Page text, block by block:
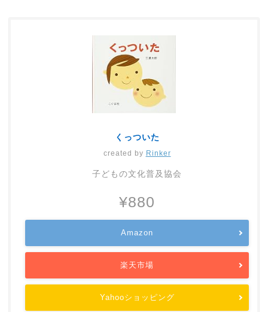
くっついた
created by Rinker
子どもの文化普及協会
¥880
Amazon
楽天市場
Yahooショッピング